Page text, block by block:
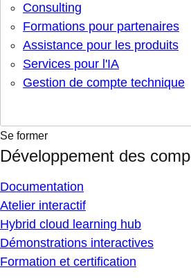
Consulting
Formations pour partenaires
Assistance pour les produits
Services pour l'IA
Gestion de compte technique
Se former
Développement des
Documentation
Atelier interactif
Hybrid cloud learning hub
Démonstrations interactives
Formation et certification